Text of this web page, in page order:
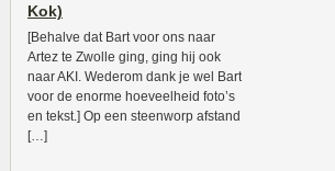
Kok)
[Behalve dat Bart voor ons naar
Artez te Zwolle ging, ging hij ook
naar AKI. Wederom dank je wel Bart
voor de enorme hoeveelheid foto’s
en tekst.] Op een steenworp afstand
[…]